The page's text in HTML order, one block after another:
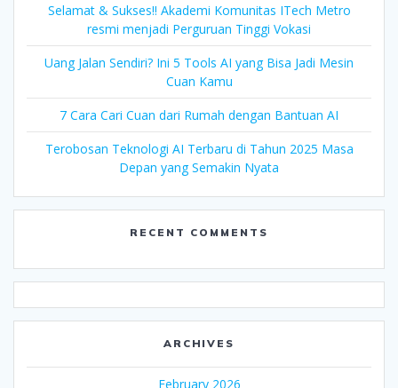
Selamat & Sukses!! Akademi Komunitas ITech Metro
resmi menjadi Perguruan Tinggi Vokasi
Uang Jalan Sendiri? Ini 5 Tools AI yang Bisa Jadi Mesin
Cuan Kamu
7 Cara Cari Cuan dari Rumah dengan Bantuan AI
Terobosan Teknologi AI Terbaru di Tahun 2025 Masa
Depan yang Semakin Nyata
RECENT COMMENTS
ARCHIVES
February 2026